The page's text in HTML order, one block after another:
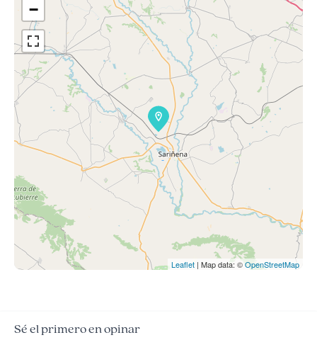
−
Leaflet | Map data: ©OpenStreetMap
Sé el primero en opinar